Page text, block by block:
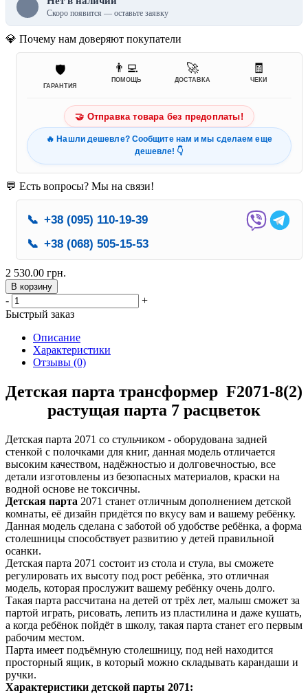
Скоро появится — оставьте заявку
💎 Почему нам доверяют покупатели
🛡️
ГАРАНТИЯ
👨‍💻
ПОМОЩЬ
🚀
ДОСТАВКА
🧾
ЧЕКИ
🤝 Отправка товара без предоплаты!
🔥 Нашли дешевле? Сообщите нам и мы сделаем еще
дешевле! 👇
💬 Есть вопросы? Мы на связи!
📞 +38 (095) 110-19-39
📞 +38 (068) 505-15-53
2 530.00 грн.
В корзину
-
+
Быстрый заказ
Описание
Характеристики
Отзывы (0)
Детская парта трансформер F2071-8(2)
растущая парта 7 расцветок
Детская парта 2071 со стульчиком - оборудована задней
стенкой с полочками для книг, данная модель отличается
высоким качеством, надёжностью и долговечностью, все
детали изготовлены из безопасных материалов, краски на
водной основе не токсичны.
Детская парта 2071 станет отличным дополнением детской
комнаты, её дизайн придётся по вкусу вам и вашему ребёнку.
Данная модель сделана с заботой об удобстве ребёнка, а форма
столешницы способствует развитию у детей правильной
осанки.
Детская парта 2071 состоит из стола и стула, вы сможете
регулировать их высоту под рост ребёнка, это отличная
модель, которая прослужит вашему ребёнку очень долго.
Такая парта рассчитана на детей от трёх лет, малыш сможет за
партой играть, рисовать, лепить из пластилина и даже кушать,
а когда ребёнок пойдёт в школу, такая парта станет его первым
рабочим местом.
Парта имеет подъёмную столешницу, под ней находится
просторный ящик, в который можно складывать карандаши и
ручки.
Характеристики детской парты 2071: